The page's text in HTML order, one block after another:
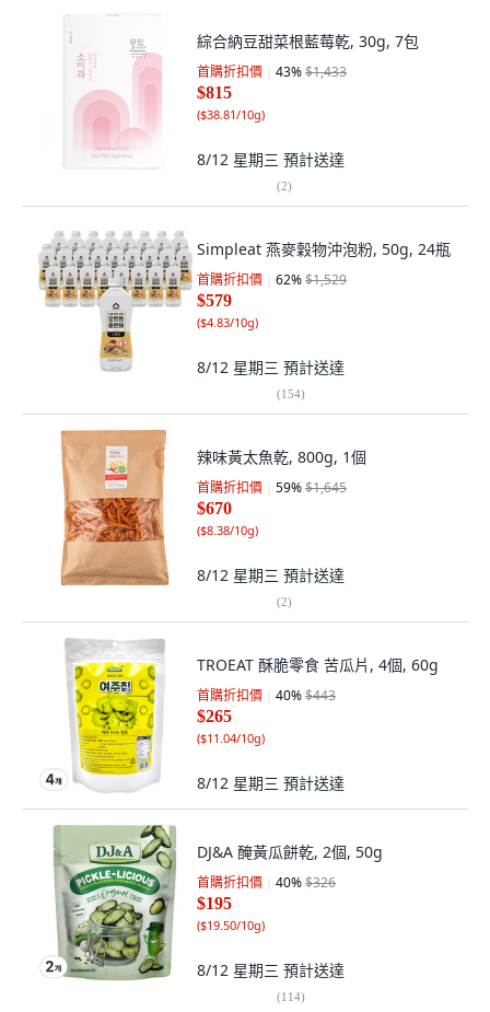
綜合納豆甜菜根藍莓乾, 30g, 7包
首購折扣價 43%$1,433
$815
($38.81/10g)
8/12 星期三 預計送達
(2)
Simpleat 燕麥穀物沖泡粉, 50g, 24瓶
首購折扣價 62%$1,529
$579
($4.83/10g)
8/12 星期三 預計送達
(154)
辣味黃太魚乾, 800g, 1個
首購折扣價 59%$1,645
$670
($8.38/10g)
8/12 星期三 預計送達
(2)
TROEAT 酥脆零食 苦瓜片, 4個, 60g
首購折扣價 40%$443
$265
($11.04/10g)
8/12 星期三 預計送達
DJ&A 醃黃瓜餅乾, 2個, 50g
首購折扣價 40%$326
$195
($19.50/10g)
8/12 星期三 預計送達
(114)